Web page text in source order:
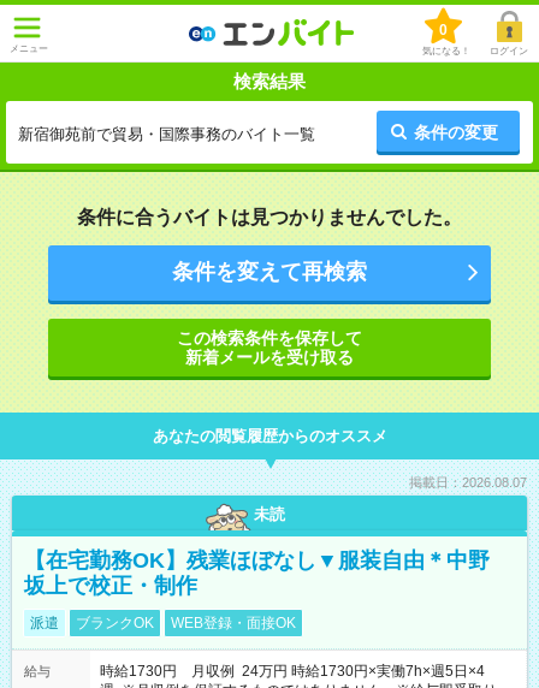
メニュー
0
気になる！ ログイン
検索結果
新宿御苑前で貿易・国際事務のバイト一覧 条件の変更
条件に合うバイトは見つかりませんでした。
条件を変えて再検索
この検索条件を保存して
新着メールを受け取る
あなたの閲覧履歴からのオススメ
掲載日：2026.08.07
未読
【在宅勤務OK】残業ほぼなし▼服装自由＊中野
坂上で校正・制作
派遣 ブランクOK WEB登録・面接OK
給与
時給1730円 月収例 24万円 時給1730円×実働7h×週5日×4